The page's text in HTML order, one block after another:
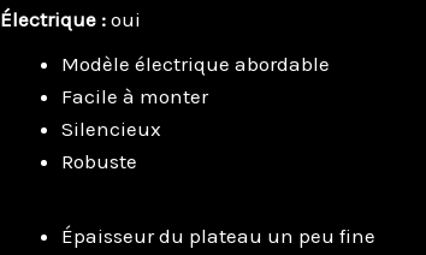
Électrique : oui
Modèle électrique abordable
Facile à monter
Silencieux
Robuste
Épaisseur du plateau un peu fine